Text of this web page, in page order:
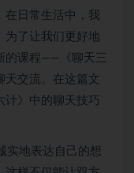
在日常生活中，我
为了让我们更好地
的课程——《聊天三
天交流。在这篇文
计》中的聊天技巧
实地表达自己的想